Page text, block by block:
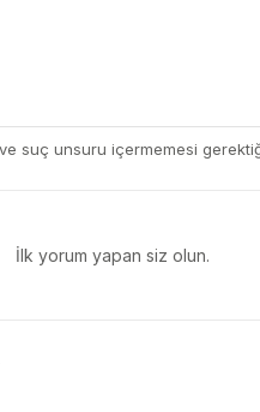
suç unsuru içermemesi
İlk yorum yapan siz olun.